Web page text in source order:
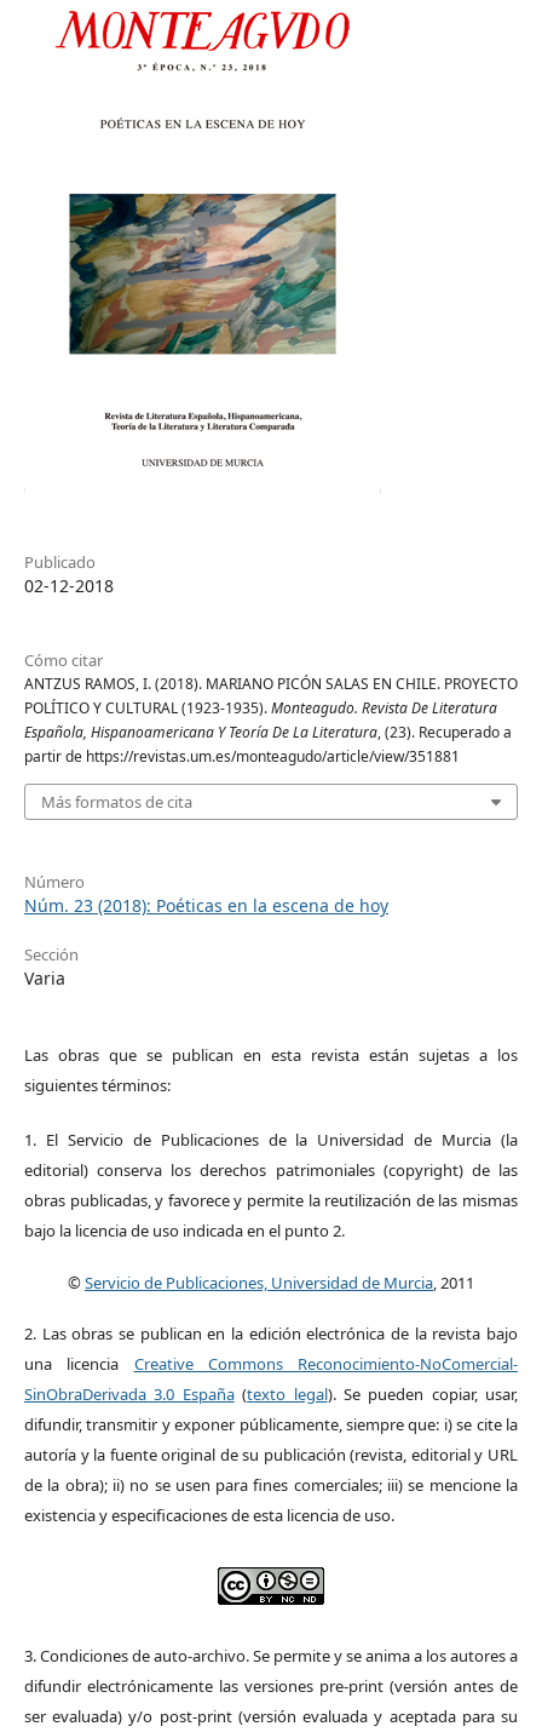
Publicado
02-12-2018
Cómo citar
ANTZUS RAMOS, I. (2018). MARIANO PICÓN SALAS EN CHILE. PROYECTO
POLÍTICO Y CULTURAL (1923-1935).Monteagudo. Revista De Literatura
Española, Hispanoamericana Y Teoría De La Literatura, (23). Recuperado a
partir de https://revistas.um.es/monteagudo/article/view/351881
Más formatos de cita
Número
Núm. 23 (2018): Poéticas en la escena de hoy
Sección
Varia
Las obras que se publican en esta revista están sujetas a los
siguientes términos:
1. El Servicio de Publicaciones de la Universidad de Murcia (la
editorial) conserva los derechos patrimoniales (copyright) de las
obras publicadas, y favorece y permite la reutilización de las mismas
bajo la licencia de uso indicada en el punto 2.
©Servicio de Publicaciones, Universidad de Murcia, 2011
2. Las obras se publican en la edición electrónica de la revista bajo
una licencia Creative Commons Reconocimiento-NoComercial-
SinObraDerivada 3.0 España(texto legal). Se pueden copiar, usar,
difundir, transmitir y exponer públicamente, siempre que: i) se cite la
autoría y la fuente original de su publicación (revista, editorial y URL
de la obra); ii) no se usen para fines comerciales; iii) se mencione la
existencia y especificaciones de esta licencia de uso.
3. Condiciones de auto-archivo. Se permite y se anima a los autores a
difundir electrónicamente las versiones pre-print (versión antes de
ser evaluada) y/o post-print (versión evaluada y aceptada para su